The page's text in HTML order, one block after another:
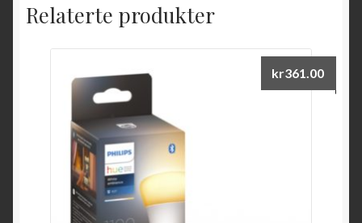
Relaterte produkter
kr361.00